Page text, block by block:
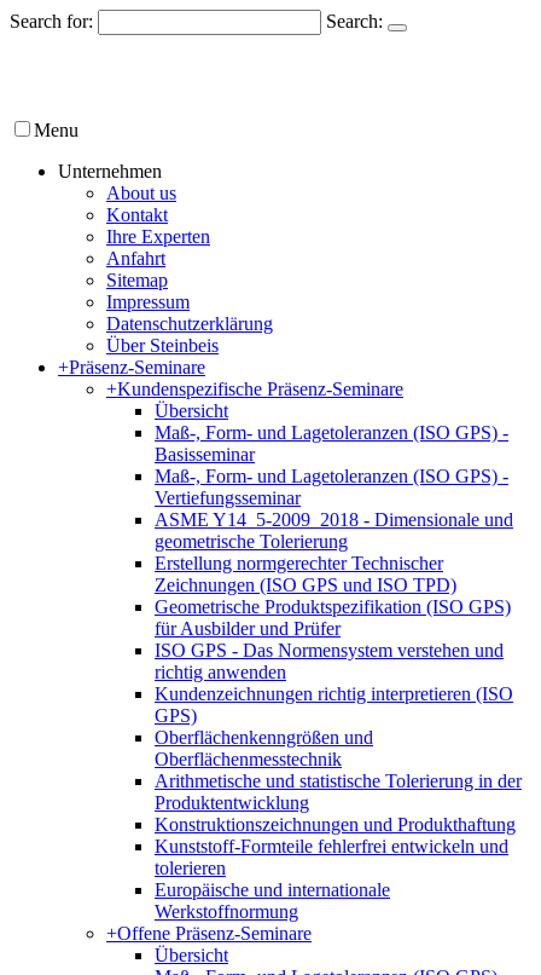
Search for: Search:
Menu
Unternehmen
About us
Kontakt
Ihre Experten
Anfahrt
Sitemap
Impressum
Datenschutzerklärung
Über Steinbeis
+Präsenz-Seminare
+Kundenspezifische Präsenz-Seminare
Übersicht
Maß-, Form- und Lagetoleranzen (ISO GPS) -
Basisseminar
Maß-, Form- und Lagetoleranzen (ISO GPS) -
Vertiefungsseminar
ASME Y14_5-2009_2018 - Dimensionale und
geometrische Tolerierung
Erstellung normgerechter Technischer
Zeichnungen (ISO GPS und ISO TPD)
Geometrische Produktspezifikation (ISO GPS)
für Ausbilder und Prüfer
ISO GPS - Das Normensystem verstehen und
richtig anwenden
Kundenzeichnungen richtig interpretieren (ISO
GPS)
Oberflächenkenngrößen und
Oberflächenmesstechnik
Arithmetische und statistische Tolerierung in der
Produktentwicklung
Konstruktionszeichnungen und Produkthaftung
Kunststoff-Formteile fehlerfrei entwickeln und
tolerieren
Europäische und internationale
Werkstoffnormung
+Offene Präsenz-Seminare
Übersicht